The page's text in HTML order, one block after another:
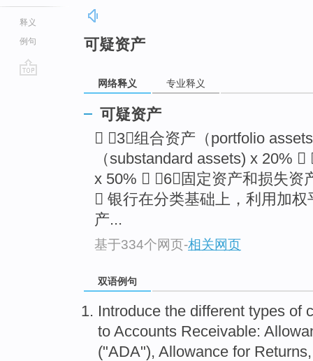
释义
例句
可疑资产
网络释义 专业释义
可疑资产
 （3）组合资产（portfolio
（substandard assets) x 20% 
x 50%  （6）固定资产和损失
 银行在分类基础上，利用加
产...
基于334个网页-相关网页
双语例句
Introduce the different types of
to Accounts Receivable:
("ADA"), Allowance for Returns